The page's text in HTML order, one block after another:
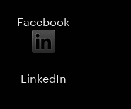
Facebook
LinkedIn